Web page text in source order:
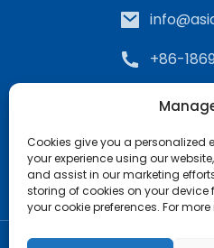
+86-
අංක 99,
පාර,
චීනය.
Cookies give you a personalized
your experience using our
and assist in our marketing
storing of cookies on your device
your cookie preferences. For